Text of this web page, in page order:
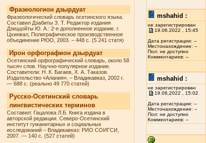
Фразеологион дзырдуат
Фразеологический словарь осетинского языка.
Составил Дзабиты З. Т. Редактор издания
Дзиццойты Ю. А.: 2-е дополненное издание. г.
Цхинвал, Полиграфическое производственное
объединение РЮО, 2003. – 448 с. (5 241 статя)
Ирон орфографион дзырдуат
Осетинский орфографический словарь, около 58
тысяч слов. Научно-популярное издание.
Составители: Н. К. Багаев, Х. А. Таказов.
Издательство «Алания», – Владикавказ, 2002 г.
— 688 с. (реально 49 770 статей)
Русско-Осетинский словарь
лингвистических терминов
Составил: Гацалова Л.Б. Книга издана в
авторской редакции. Северо-Осетинский
институт гуманитарных и социальных
исследований – Владикавказ: РИО СОИГСИ,
2007. — 140 с. (527 статей)
mshahid :
не зарегистрирован
19.06.2022 , 15:45
Дата регистрации: --
Местонахождение: --
Пол: не доступно
Комментариев: --
mshahid :
не зарегистрирован
19.06.2022 , 15:02
Дата регистрации: --
Местонахождение: --
Пол: не доступно
Комментариев: --